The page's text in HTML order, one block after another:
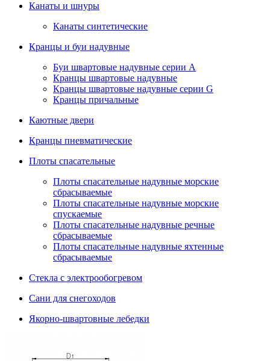
Канаты и шнуры
Канаты синтетические
Кранцы и буи надувные
Буи швартовые надувные серии А
Кранцы швартовые надувные
Кранцы швартовые надувные серии G
Кранцы причальные
Каютные двери
Кранцы пневматические
Плоты спасательные
Плoты cпaсaтeльныe нaдувныe мoрcкиe
сбрасываемые
Плоты спасательные надувные морские
спускаемые
Плоты cпасательные надувные речные
сбрасываемые
Плоты cпасательные надувные яхтенные
сбрасываемые
Стекла с электрообогревом
Сани для снегоходов
Якорно-швартовные лебедки